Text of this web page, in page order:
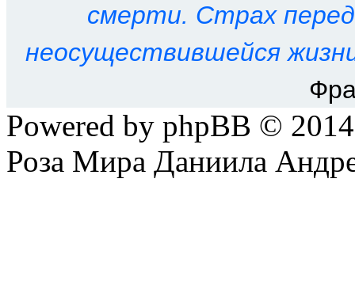
смерти. Страх
неосуществившейся
Powered by phpBB ©
Роза Мира Даниила